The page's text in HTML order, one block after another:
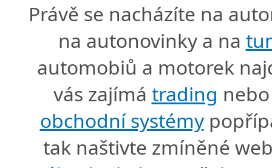
Právě se nacházíte na
na autonovinky a na
automobiů a motorek
vás zajímá trading
obchodní systémy
tak naštivte zmíněné